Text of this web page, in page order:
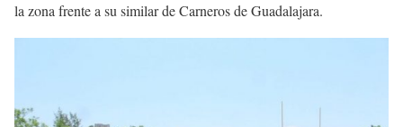
la zona frente a su similar de Carneros de Guadalajara.